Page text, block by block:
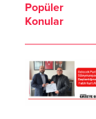
Popüler
Konular